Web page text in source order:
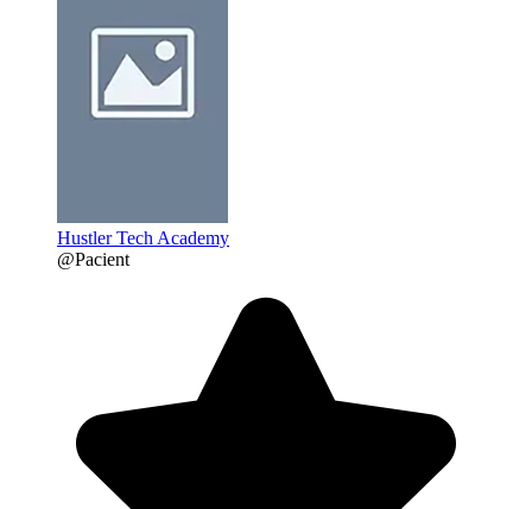
Hustler Tech Academy
@Pacient